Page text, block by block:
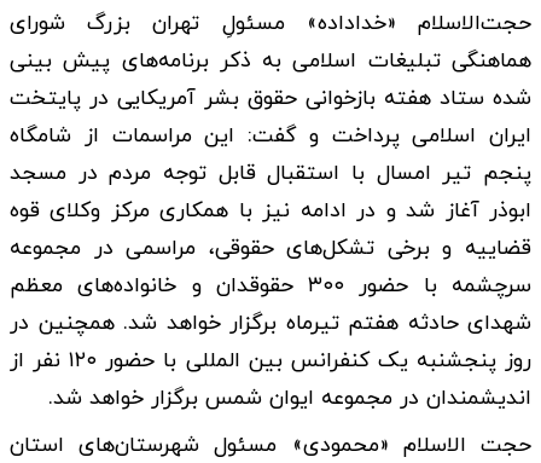
حجت‌الاسلام «خداداده» مسئولِ تهران بزرگ شورای
هماهنگی تبلیغات اسلامی به ذکر برنامه‌های پیش بینی
شده ستاد هفته بازخوانی حقوق بشر آمریکایی در پایتخت
ایران اسلامی پرداخت و گفت: این مراسمات از شامگاه
پنجم تیر امسال با استقبال قابل توجه مردم در مسجد
ابوذر آغاز شد و در ادامه نیز با همکاری مرکز وکلای قوه
قضاییه و برخی تشکل‌های حقوقی، مراسمی در مجموعه
سرچشمه با حضور ۳۰۰ حقوقدان و خانواده‌های معظم
شهدای حادثه هفتم تیرماه برگزار خواهد شد. همچنین در
روز پنجشنبه یک کنفرانس بین المللی با حضور ۱۲۰ نفر از
اندیشمندان در مجموعه ایوان شمس برگزار خواهد شد.
حجت الاسلام «محمودی» مسئول شهرستان‌های استان